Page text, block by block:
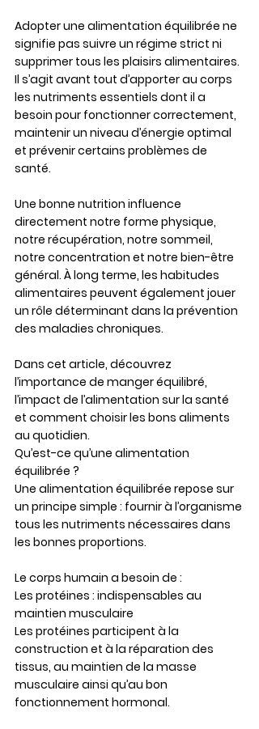
Adopter une alimentation équilibrée ne
signifie pas suivre un régime strict ni
supprimer tous les plaisirs alimentaires.
Il s’agit avant tout d’apporter au corps
les nutriments essentiels dont il a
besoin pour fonctionner correctement,
maintenir un niveau d’énergie optimal
et prévenir certains problèmes de
santé.
Une bonne nutrition influence
directement notre forme physique,
notre récupération, notre sommeil,
notre concentration et notre bien-être
général. À long terme, les habitudes
alimentaires peuvent également jouer
un rôle déterminant dans la prévention
des maladies chroniques.
Dans cet article, découvrez
l’importance de manger équilibré,
l’impact de l’alimentation sur la santé
et comment choisir les bons aliments
au quotidien.
Qu’est-ce qu’une alimentation
équilibrée ?
Une alimentation équilibrée repose sur
un principe simple : fournir à l’organisme
tous les nutriments nécessaires dans
les bonnes proportions.
Le corps humain a besoin de :
Les protéines : indispensables au
maintien musculaire
Les protéines participent à la
construction et à la réparation des
tissus, au maintien de la masse
musculaire ainsi qu’au bon
fonctionnement hormonal.